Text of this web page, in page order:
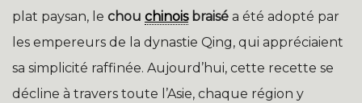
plat paysan, le chou chinoisbraisé a été adopté par
les empereurs de la dynastie Qing, qui appréciaient
sa simplicité raffinée. Aujourd’hui, cette recette se
décline à travers toute l’Asie, chaque région y